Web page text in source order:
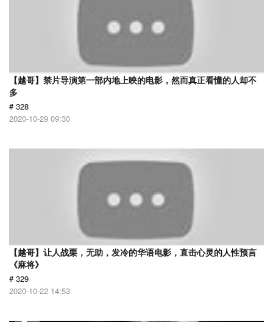
【越哥】禁片导演第一部内地上映的电影，然而真正看懂的人却不
多
# 328
2020-10-29 09:30
【越哥】让人战栗，无助，发冷的华语电影，直击心灵的人性预言
《麻将》
# 329
2020-10-22 14:53